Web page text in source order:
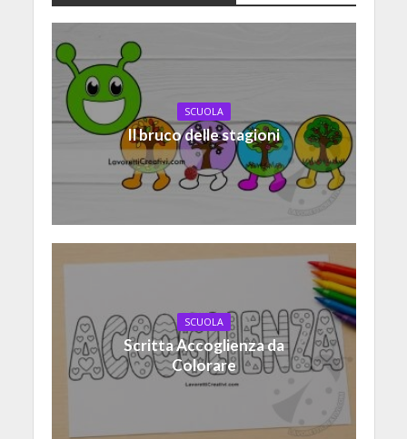
SCUOLA
Il bruco delle stagioni
SCUOLA
Scritta Accoglienza da
Colorare